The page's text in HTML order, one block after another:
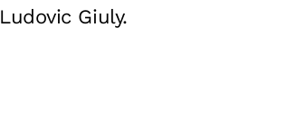
Ludovic Giuly.